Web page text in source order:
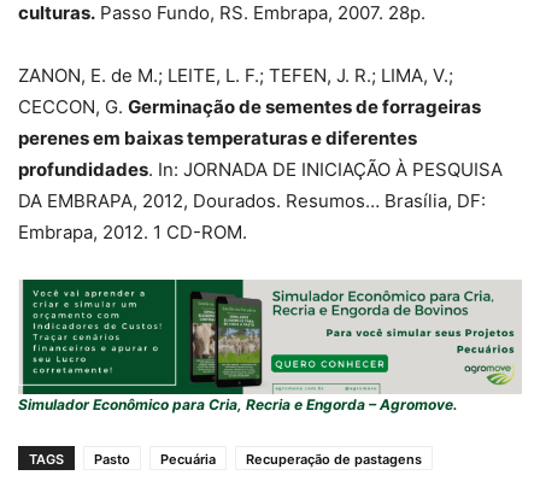
culturas. Passo Fundo, RS. Embrapa, 2007. 28p.
ZANON, E. de M.; LEITE, L. F.; TEFEN, J. R.; LIMA, V.;
CECCON, G. Germinação de sementes de forrageiras
perenes em baixas temperaturas e diferentes
profundidades. In: JORNADA DE INICIAÇÃO À PESQUISA
DA EMBRAPA, 2012, Dourados. Resumos… Brasília, DF:
Embrapa, 2012. 1 CD-ROM.
Simulador Econômico para Cria, Recria e Engorda – Agromove.
TAGS Pasto Pecuária Recuperação de pastagens